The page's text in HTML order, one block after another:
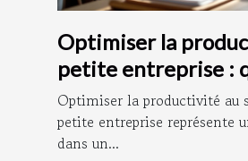
Optimiser la
petite entreprise :
stratégies adopter ?
Optimiser la productivité au
petite entreprise représente
dans un...